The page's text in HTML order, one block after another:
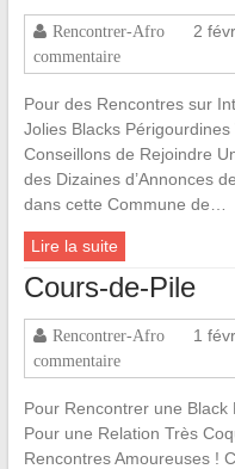
Rencontrer-Afro 2
commentaire
Pour des Rencontres sur
Jolies Blacks
Conseillons de Rejoindre
des Dizaines d’Annonces
dans cette Commune de…
Lire la suite
Cours-de-Pile
Rencontrer-Afro 1
commentaire
Pour Rencontrer une Black
Pour une Relation Très
Rencontres Amoureuses !